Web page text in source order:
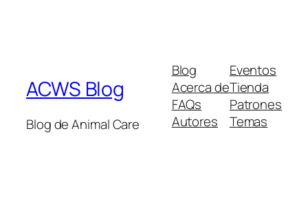
ACWS Blog
Blog de Animal Care
Blog
Acerca de
FAQs
Autores
Eventos
Tienda
Patrones
Temas